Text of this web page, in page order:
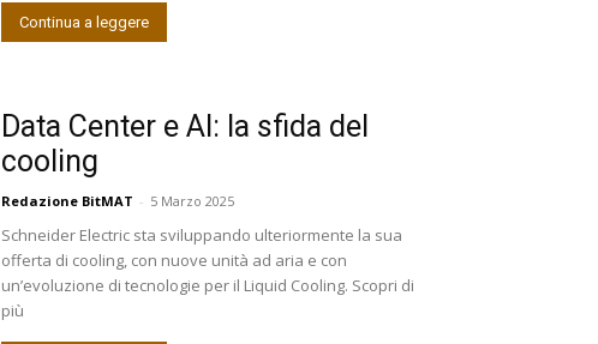
Continua a leggere
Data Center e AI: la sfida del
cooling
Redazione BitMAT - 5 Marzo 2025
Schneider Electric sta sviluppando ulteriormente la sua
offerta di cooling, con nuove unità ad aria e con
un’evoluzione di tecnologie per il Liquid Cooling. Scopri di
più